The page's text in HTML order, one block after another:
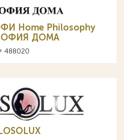
Home Philosophy
ДОМА
488020